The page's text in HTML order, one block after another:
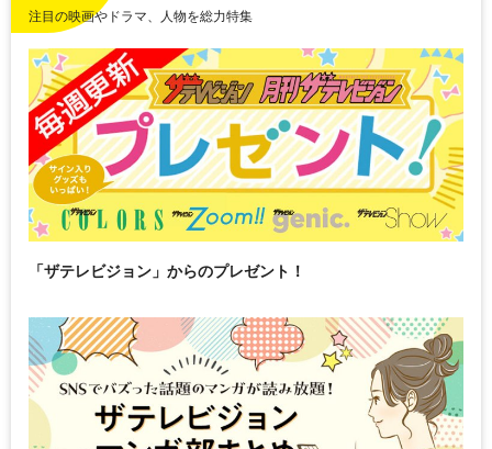
注目の映画やドラマ、人物を総力特集
「ザテレビジョン」からのプレゼント！